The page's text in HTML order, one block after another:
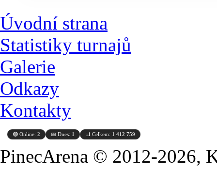
Úvodní strana
Statistiky turnajů
Galerie
Odkazy
Kontakty
🟢 Online: 2 📅 Dnes: 1 📊 Celkem: 1 412 759
PinecArena © 2012-2026,